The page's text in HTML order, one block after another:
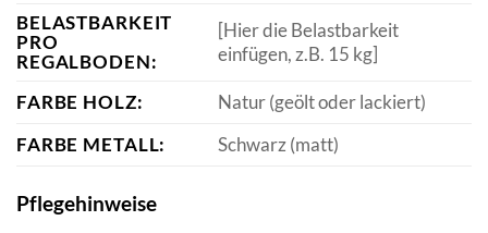
BELASTBARKEIT
PRO
REGALBODEN:
[Hier die Belastbarkeit
einfügen, z.B. 15 kg]
FARBE HOLZ:
Natur (geölt oder lackiert)
FARBE METALL:
Schwarz (matt)
Pflegehinweise